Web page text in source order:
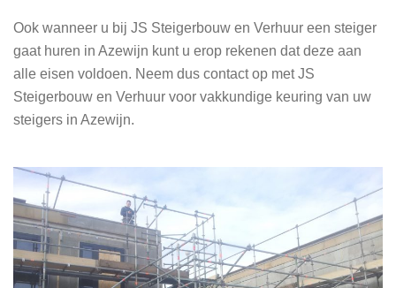
Ook wanneer u bij JS Steigerbouw en Verhuur een steiger
gaat huren in Azewijn kunt u erop rekenen dat deze aan
alle eisen voldoen. Neem dus contact op met JS
Steigerbouw en Verhuur voor vakkundige keuring van uw
steigers in Azewijn.